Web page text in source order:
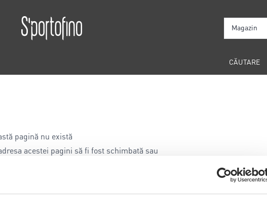
Magazin
pagină nu există
acestei pagini să fi fost schimbată sau